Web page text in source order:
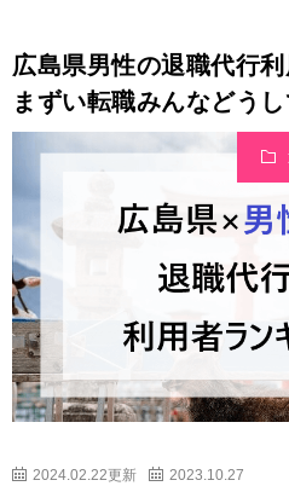
広島県男性の退職代行
まずい転職みんなどうし
2024.02.22更新 2023.10.27